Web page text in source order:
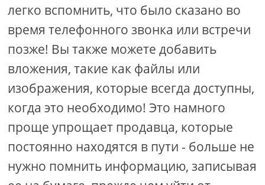
легко вспомнить, что было сказано во
время телефонного звонка или встречи
позже! Вы также можете добавить
вложения, такие как файлы или
изображения, которые всегда доступны,
когда это необходимо! Это намного
проще упрощает продавца, которые
постоянно находятся в пути - больше не
нужно помнить информацию, записывая